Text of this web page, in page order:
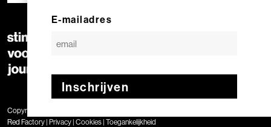
E-mailadres
Inschrijven
Copyright © 2020 Stimuleringsfonds voor de Journalistiek | Geproduceerd door
Red Factory | Privacy | Cookies | Toegankelijkheid